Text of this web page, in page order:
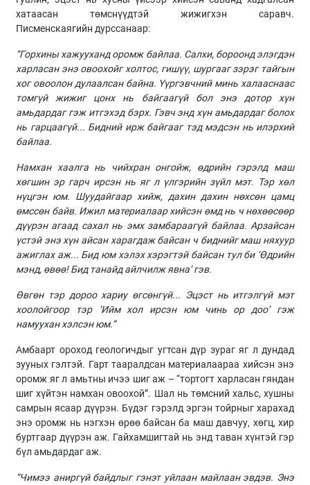
хатаасан төмснүүдтэй жижигхэн саравч.
Писменскаягийн дурссанаар:
“Горхины хажууханд оромж байлаа. Салхи, бороонд элэгдэн
харласан энэ овоохойг холтос, гишүү, шургааг зэрэг тайгын
хог овоолон дулаалсан байна. Үүргэвчний минь халааснаас
томгүй жижиг цонх нь байгаагүй бол энэ дотор хүн
амьдардаг гэж итгэхэд бэрх. Гэвч энд хүн амьдардаг болох
нь гарцаагүй... Бидний ирж байгааг тэд мэдсэн нь илэрхий
байлаа.
Намхан хаалга нь чийхранонгойж, өдрийн гэрэлд маш
хөгшин эр гарч ирсэн нь яг л үлгэрийн зүйл мэт. Тэр хөл
нүцгэн юм. Шуудайгаар хийж, дахин дахин нөхсөн цамц
өмссөн байв. Ижил материалаар хийсэн өмд нь ч нөхөөсөөр
дүүрэн агаад сахал нь эмх замбараагүй байлаа. Арзайсан
үстэй энэ хүн айсан харагдаж байсан ч биднийг маш няхуур
ажиглах аж... Бид юм хэлэх хэрэгтэй байсан тул би ‘Өдрийн
мэнд, өвөө!Бид танайд айлчилж явна’гэв.
Өвгөн тэр дороо хариу өгсөнгүй... Эцэст нь итгэлгүй мэт
хоолойгоор тэр
‘Ийм хол ирсэн юм чинь ор доо’гэж
намуухан хэлсэн юм.”
Амбаарт ороход геологичдыг угтсан дүр зураг яг л дундад
зууных гэлтэй. Гарт тааралдсан материалаараа хийсэн энэ
оромж яг л амьтны ичээ шиг аж – “тортогт харласан гяндан
шиг хүйтэн намхан овоохой”. Шал нь төмсний хальс, хушны
самрын ясаар дүүрэн. Бүдэг гэрэлд эргэн тойрныг харахад
энэ оромж нь нэгхэн өрөө байсан ба маш давчуу, хөгц, хир
буртгаар дүүрэн аж. Гайхамшигтай нь энд таван хүнтэй гэр
бүл амьдардаг аж.
“Чимээ аниргүй байдлыг гэнэт уйлаан майлаан эвдэв. Энэ